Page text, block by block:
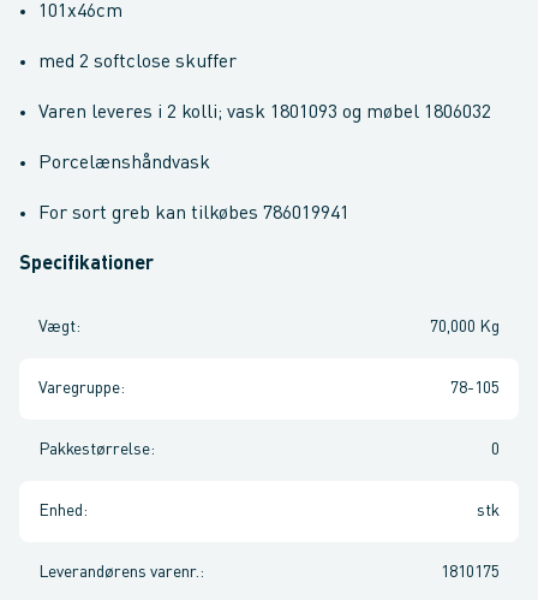
101x46cm
med 2 softclose skuffer
Varen leveres i 2 kolli; vask 1801093 og møbel 1806032
Porcelænshåndvask
For sort greb kan tilkøbes 786019941
Specifikationer
Vægt: 70,000 Kg
Varegruppe: 78-105
Pakkestørrelse: 0
Enhed : stk
Leverandørens varenr. : 1810175